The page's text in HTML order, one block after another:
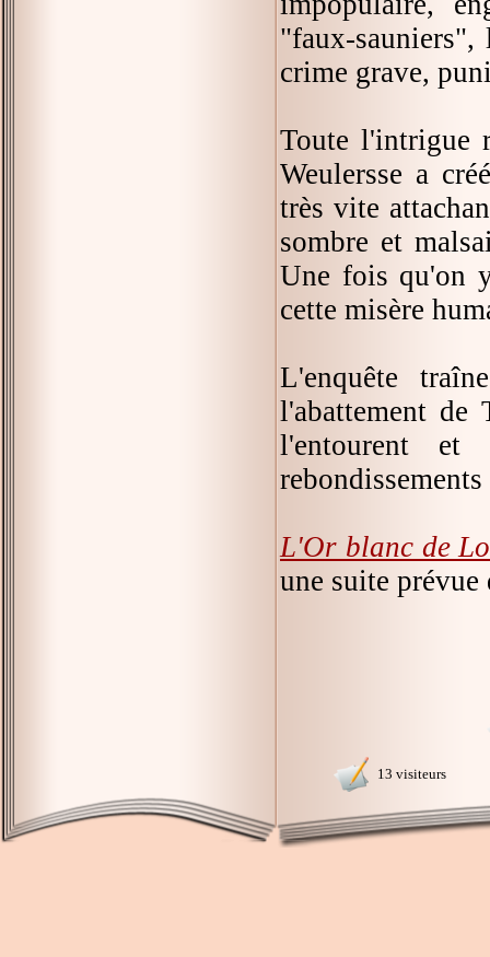
"faux-
crime grave,
Toute l'intrigue
Weulersse a
très vite
sombre et
Une fois qu'on
cette misère
L'enquête
l'abattement de
l'entourent
L'Or blanc de
une suite
13 visiteurs